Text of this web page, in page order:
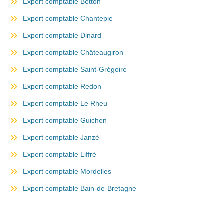
Expert comptable Chantepie
Expert comptable Dinard
Expert comptable Châteaugiron
Expert comptable Saint-Grégoire
Expert comptable Redon
Expert comptable Le Rheu
Expert comptable Guichen
Expert comptable Janzé
Expert comptable Liffré
Expert comptable Mordelles
Expert comptable Bain-de-Bretagne